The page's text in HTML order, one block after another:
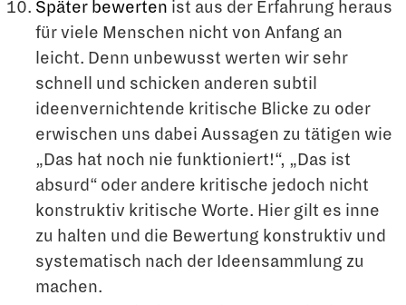
Später bewerten ist aus der Erfahrung heraus
für viele Menschen nicht von Anfang an
leicht. Denn unbewusst werten wir sehr
schnell und schicken anderen subtil
ideenvernichtende kritische Blicke zu oder
erwischen uns dabei Aussagen zu tätigen wie
„Das hat noch nie funktioniert!“, „Das ist
absurd“ oder andere kritische jedoch nicht
konstruktiv kritische Worte. Hier gilt es inne
zu halten und die Bewertung konstruktiv und
systematisch nach der Ideensammlung zu
machen.